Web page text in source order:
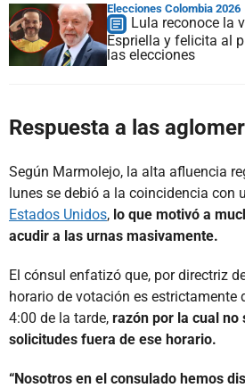
Elecciones Colombia 2026
Lula reconoce la
Espriella y felicita al
las elecciones
Respuesta a las
Según Marmolejo, la alta afluencia
lunes se debió a la coincidencia con
Estados Unidos, lo que motivó a
acudir a las urnas masivamente.
El cónsul enfatizó que, por directriz
horario de votación es estrictamente
4:00 de la tarde, razón por la cual no
solicitudes fuera de ese horario.
“Nosotros en el consulado hemos